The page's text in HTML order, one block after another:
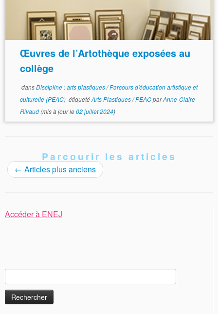
Œuvres de l’Artothèque exposées au
collège
dansDiscipline : arts plastiques/Parcours d'éducation artistique et
culturelle (PEAC) étiquetéArts Plastiques/PEACparAnne-Claire
Rivaud(mis à jour le02 juillet 2024)
Parcourir les articles
← Articles plus anciens
Accéder à ENEJ